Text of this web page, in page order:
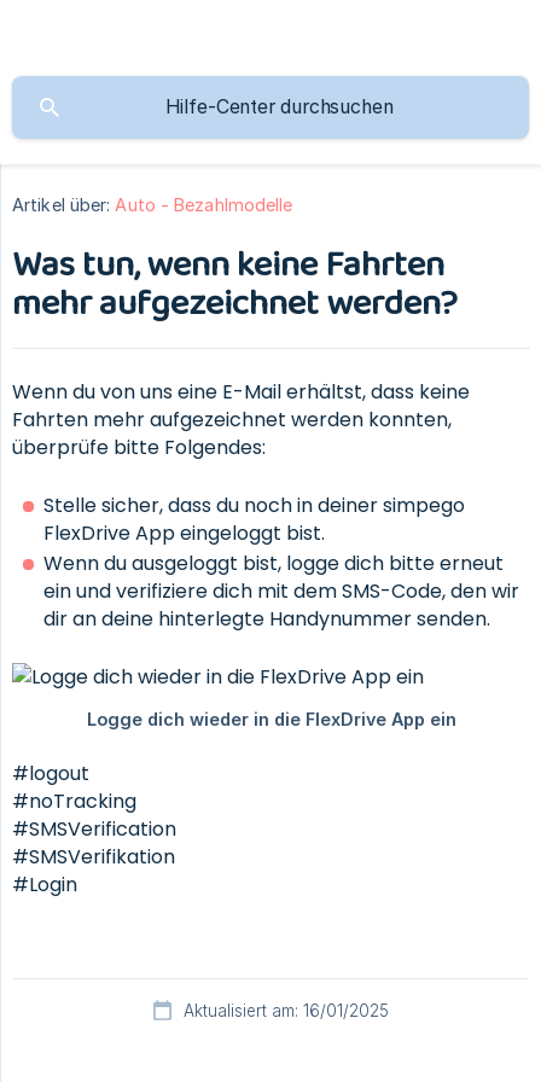
Artikel über: Auto - Bezahlmodelle
Was tun, wenn keine Fahrten
mehr aufgezeichnet werden?
Wenn du von uns eine E-Mail erhältst, dass keine
Fahrten mehr aufgezeichnet werden konnten,
überprüfe bitte Folgendes:
Stelle sicher, dass du noch in deiner simpego
FlexDrive App eingeloggt bist.
Wenn du ausgeloggt bist, logge dich bitte erneut
ein und verifiziere dich mit dem SMS-Code, den wir
dir an deine hinterlegte Handynummer senden.
#logout
#noTracking
#SMSVerification
#SMSVerifikation
#Login
Aktualisiert am: 16/01/2025